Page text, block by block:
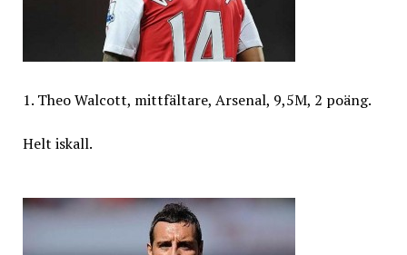
1. Theo Walcott, mittfältare, Arsenal, 9,5M, 2 poäng.
Helt iskall.